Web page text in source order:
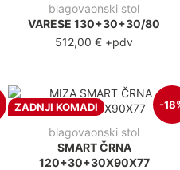
blagovaonski stol
VARESE 130+30+30/80
512,00 € +pdv
ZADNJI KOMADI -
blagovaonski stol
SMART ČRNA
120+30+30X90X77